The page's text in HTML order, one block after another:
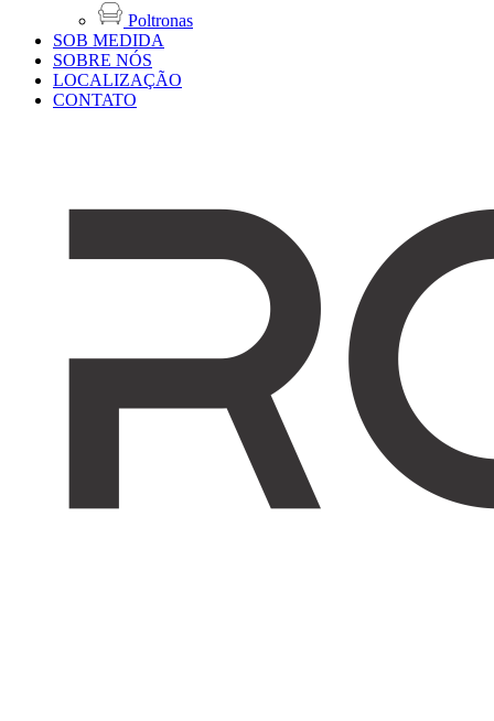
Poltronas
SOB MEDIDA
SOBRE NÓS
LOCALIZAÇÃO
CONTATO